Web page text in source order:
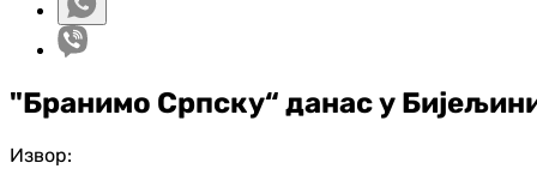
"Бранимо Српску“ данас у
Извор: